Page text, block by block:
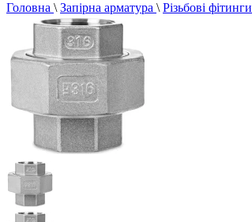
Головна \ Запірна арматура \ Різьбові фітинги